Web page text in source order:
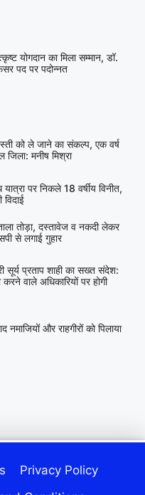
योगदान का मिला सम्मान, डॉ.
पद पर पदोन्नत
को ले जाने का संकल्प, एक वर्ष
जिला: मनीष मिश्रा
पर निकले 18 वर्षीय विनीत,
तोड़ा, दस्तावेज व नकदी लेकर
से लगाई गुहार
सूर्य प्रताप शाही का सख्त संदेश:
वाले अधिकारियों पर होगी
और राहगीरों को पिलाया
Privacy Policy